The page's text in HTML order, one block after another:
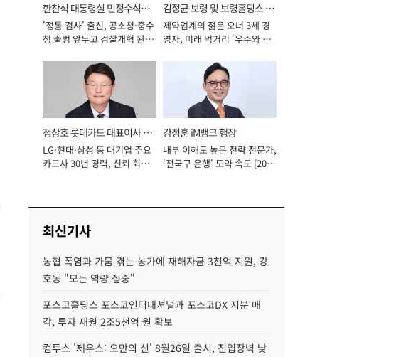
한찬식 대통령실 민정수석비
서관
'정통 검사' 출신, 공소청·중수
청 출범 앞두고 검찰개혁 완수
김정균 보령 및 보령홀딩스 대
표이사 사장
제약업계의 젊은 오너 3세 경
영자, 미래 먹거리 '우주와 헬
정상호 롯데카드 대표이사 사
장
LG·현대·삼성 등 대기업 주요
카드사 30년 경력, 신뢰 회복
강정훈 iM뱅크 행장
내부 이해도 높은 전략 전문가,
'전국구 은행' 도약 속도 [2026
최신기사
농협 폭염과 가뭄 겪는 농가에 재해자금 3천억 지원, 강
호동 "모든 역량 집중"
포스코홀딩스 포스코인터내셔널과 포스코DX 지분 매
각, 투자 재원 2조5천억 원 확보
컴투스 '제우스: 오만의 신' 8월26일 출시, 진입장벽 낮